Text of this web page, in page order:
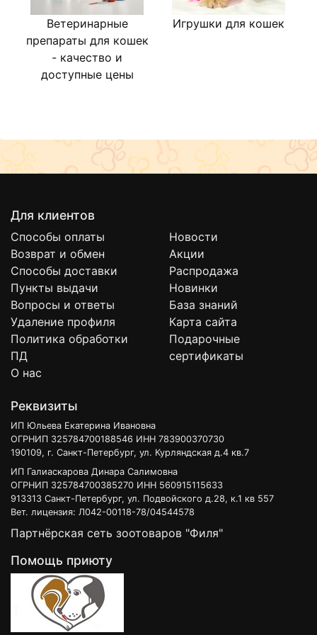
Ветеринарные
препараты для кошек
- качество и
доступные цены
Игрушки для кошек
Для клиентов
Способы оплаты
Возврат и обмен
Способы доставки
Пункты выдачи
Вопросы и ответы
Удаление профиля
Политика обработки
ПД
О нас
Новости
Акции
Распродажа
Новинки
База знаний
Карта сайта
Подарочные
сертификаты
Реквизиты
ИП Юльева Екатерина Ивановна
ОГРНИП 325784700188546 ИНН 783900370730
190109, г. Санкт-Петербург, ул. Курляндская д.4 кв.7
ИП Галиаскарова Динара Салимовна
ОГРНИП 325784700385270 ИНН 560915115633
913313 Санкт-Петербург, ул. Подвойского д.28, к.1 кв 557
Вет. лицензия: Л042-00118-78/04544578
Партнёрская сеть зоотоваров "Филя"
Помощь приюту